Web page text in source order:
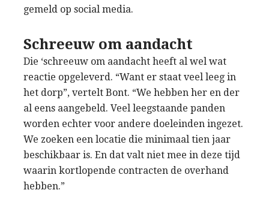
gemeld op social media.
Schreeuw om aandacht
Die ‘schreeuw om aandacht heeft al wel wat
reactie opgeleverd. “Want er staat veel leeg in
het dorp”, vertelt Bont. “We hebben her en der
al eens aangebeld. Veel leegstaande panden
worden echter voor andere doeleinden ingezet.
We zoeken een locatie die minimaal tien jaar
beschikbaar is. En dat valt niet mee in deze tijd
waarin kortlopende contracten de overhand
hebben.”